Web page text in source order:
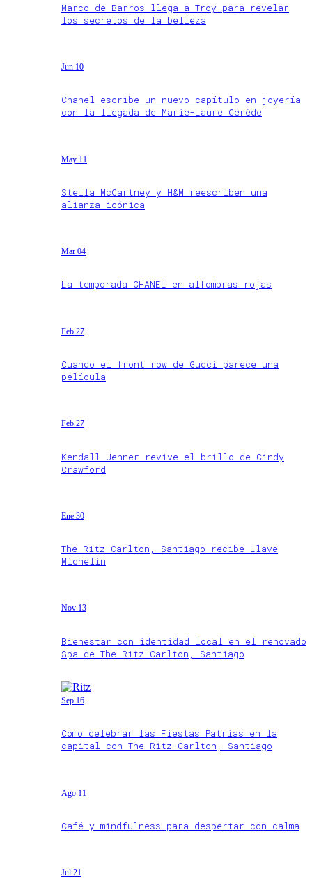
Marco de Barros llega a Troy para revelar
los secretos de la belleza
Jun 10
Chanel escribe un nuevo capítulo en joyería
con la llegada de Marie-Laure Cérède
May 11
Stella McCartney y H&M reescriben una
alianza icónica
Mar 04
La temporada CHANEL en alfombras rojas
Feb 27
Cuando el front row de Gucci parece una
película
Feb 27
Kendall Jenner revive el brillo de Cindy
Crawford
Ene 30
The Ritz-Carlton, Santiago recibe Llave
Michelin
Nov 13
Bienestar con identidad local en el renovado
Spa de The Ritz-Carlton, Santiago
Sep 16
Cómo celebrar las Fiestas Patrias en la
capital con The Ritz-Carlton, Santiago
Ago 11
Café y mindfulness para despertar con calma
Jul 21